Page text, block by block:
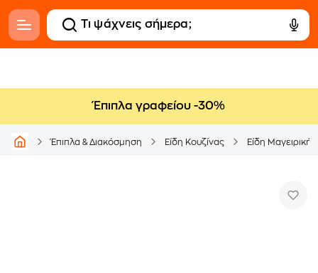
Έπιπλα γραφείου -30%
Έπιπλα & Διακόσμηση Είδη Κουζίνας Είδη